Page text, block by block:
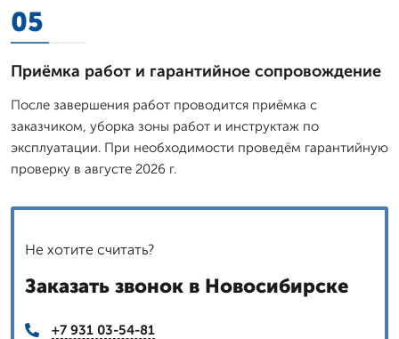
05
Приёмка работ и гарантийное сопровождение
После завершения работ проводится приёмка с
заказчиком, уборка зоны работ и инструктаж по
эксплуатации. При необходимости проведём гарантийную
проверку в августе 2026 г.
Не хотите считать?
Заказать звонок в Новосибирске
+7 931 03-54-81